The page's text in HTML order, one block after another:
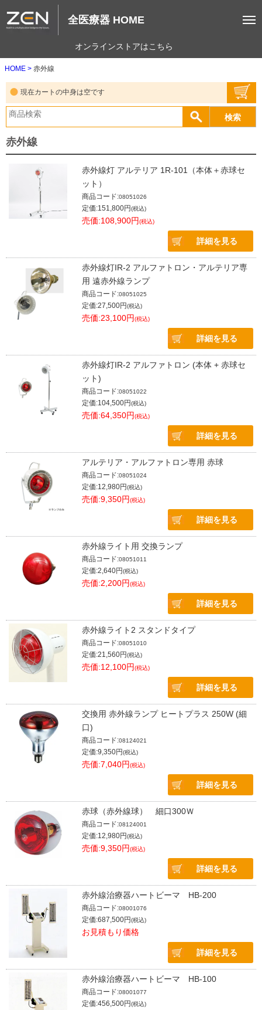
全医療器 HOME
オンラインストアはこちら
HOME 赤外線
現在カートの中身は空です
赤外線
赤外線灯 アルテリア 1R-101（本体＋赤球セ
ット）
商品コード:08051026
定価:151,800円(税込)
売価:108,900円(税込)
詳細を見る
赤外線灯IR-2 アルファトロン・アルテリア専
用 遠赤外線ランプ
商品コード:08051025
定価:27,500円(税込)
売価:23,100円(税込)
詳細を見る
赤外線灯IR-2 アルファトロン (本体 + 赤球セ
ット)
商品コード:08051022
定価:104,500円(税込)
売価:64,350円(税込)
詳細を見る
アルテリア・アルファトロン専用 赤球
商品コード:08051024
定価:12,980円(税込)
売価:9,350円(税込)
詳細を見る
赤外線ライト用 交換ランプ
商品コード:08051011
定価:2,640円(税込)
売価:2,200円(税込)
詳細を見る
赤外線ライト2 スタンドタイプ
商品コード:08051010
定価:21,560円(税込)
売価:12,100円(税込)
詳細を見る
交換用 赤外線ランプ ヒートプラス 250W (細
口)
商品コード:08124021
定価:9,350円(税込)
売価:7,040円(税込)
詳細を見る
赤球（赤外線球） 細口300Ｗ
商品コード:08124001
定価:12,980円(税込)
売価:9,350円(税込)
詳細を見る
赤外線治療器ハートビーマ HB-200
商品コード:08001076
定価:687,500円(税込)
お見積もり価格
詳細を見る
赤外線治療器ハートビーマ HB-100
商品コード:08001077
定価:456,500円(税込)